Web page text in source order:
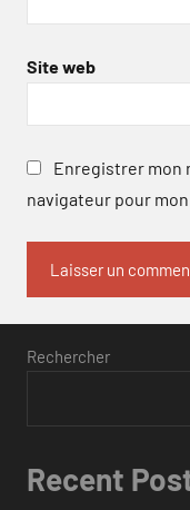
Site web
Enregistrer mon
navigateur pour
Rechercher
Recent